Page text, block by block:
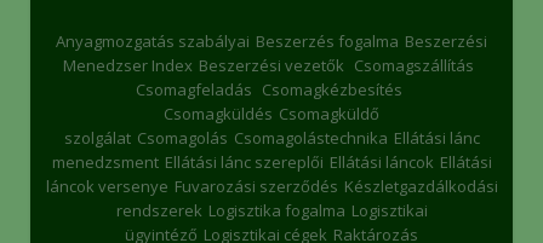
Anyagmozgatás szabályai Beszerzés fogalma Beszerzési
Menedzser Index Beszerzési vezetők Csomagszállítás
Csomagfeladás Csomagkézbesítés
Csomagküldés Csomagküldő
szolgálat Csomagolás Csomagolástechnika Ellátási lánc
menedzsment Ellátási lánc szereplői Ellátási láncok Ellátási
láncok versenye Fuvarozási szerződés Készletgazdálkodási
rendszerek Logisztika fogalma Logisztikai
ügyintéző Logisztikai cégek Raktározás